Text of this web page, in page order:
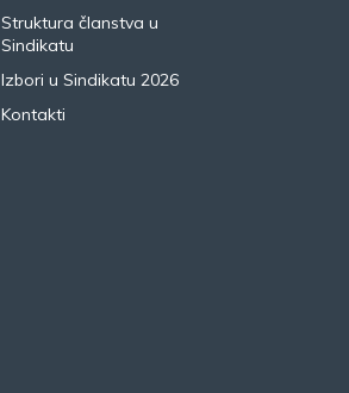
Struktura članstva u
Sindikatu
Izbori u Sindikatu 2026
Kontakti